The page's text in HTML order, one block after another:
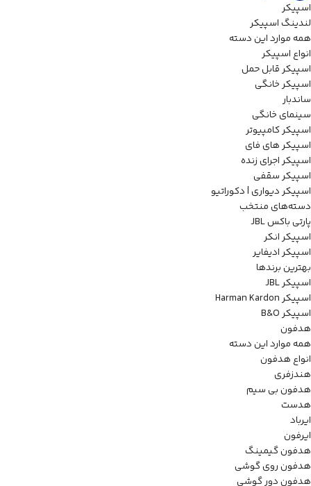
اسپیکر
لندینگ اسپیکر
همه موارد این دسته
انواع اسپیکر
اسپیکر قابل حمل
اسپیکر خانگی
ساندبار
سینمای خانگی
اسپیکر کامپیوتر
اسپیکر های فای
اسپیکر اجرای زنده
اسپیکر سقفی
اسپیکر دیواری | دکوراتیو
دسته‌های منتخب
پارتی باکس JBL
اسپیکر انکر
اسپیکر ادیفایر
بهترین برندها
اسپیکر JBL
اسپیکر Harman Kardon
اسپیکر B&O
هدفون
همه موارد این دسته
انواع هدفون
هندزفری
هدفون بی سیم
هدست
ایرباد
ایرفون
هدفون گیمینگ
هدفون روی گوشی
هدفون دور گوشی